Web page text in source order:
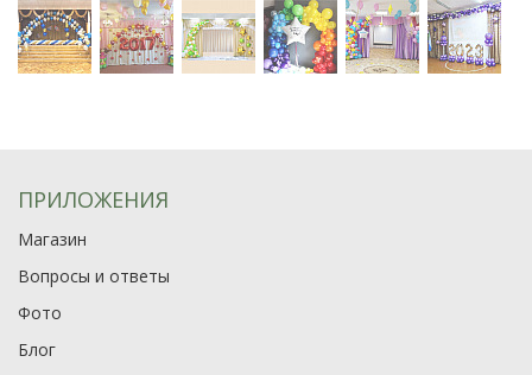
ПРИЛОЖЕНИЯ
Магазин
Вопросы и ответы
Фото
Блог